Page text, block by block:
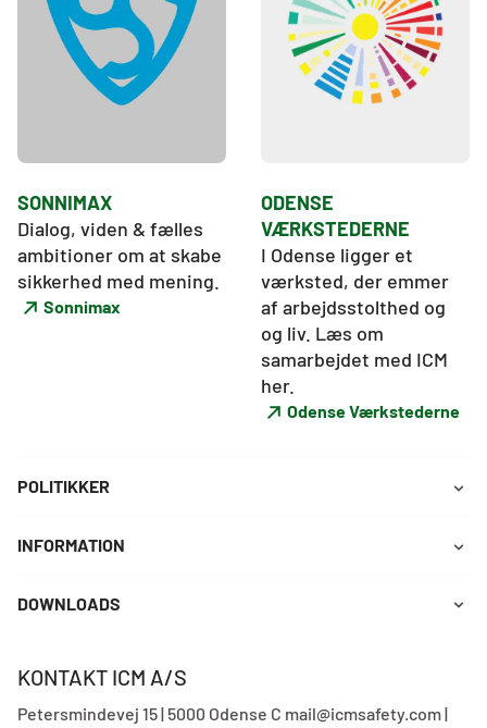
SONNIMAX
Dialog, viden & fælles
ambitioner om at skabe
sikkerhed med mening.
Sonnimax
ODENSE
VÆRKSTEDERNE
I Odense ligger et
værksted, der emmer
af arbejdsstolthed og
og liv. Læs om
samarbejdet med ICM
her.
Odense Værkstederne
POLITIKKER
INFORMATION
DOWNLOADS
KONTAKT ICM A/S
Petersmindevej 15 | 5000 Odense C mail@icmsafety.com |